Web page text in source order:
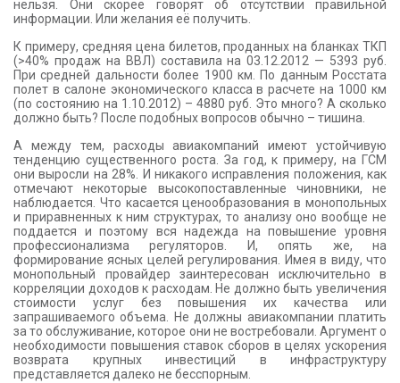
нельзя. Они скорее говорят об отсутствии правильной
информации. Или желания её получить.
К примеру, средняя цена билетов, проданных на бланках ТКП
(>40% продаж на ВВЛ) составила на 03.12.2012 — 5393 руб.
При средней дальности более 1900 км. По данным Росстата
полет в салоне экономического класса в расчете на 1000 км
(по состоянию на 1.10.2012) – 4880 руб. Это много? А сколько
должно быть? После подобных вопросов обычно – тишина.
А между тем, расходы авиакомпаний имеют устойчивую
тенденцию существенного роста. За год, к примеру, на ГСМ
они выросли на 28%. И никакого исправления положения, как
отмечают некоторые высокопоставленные чиновники, не
наблюдается. Что касается ценообразования в монопольных
и приравненных к ним структурах, то анализу оно вообще не
поддается и поэтому вся надежда на повышение уровня
профессионализма регуляторов. И, опять же, на
формирование ясных целей регулирования. Имея в виду, что
монопольный провайдер заинтересован исключительно в
корреляции доходов к расходам. Не должно быть увеличения
стоимости услуг без повышения их качества или
запрашиваемого объема. Не должны авиакомпании платить
за то обслуживание, которое они не востребовали. Аргумент о
необходимости повышения ставок сборов в целях ускорения
возврата крупных инвестиций в инфраструктуру
представляется далеко не бесспорным.